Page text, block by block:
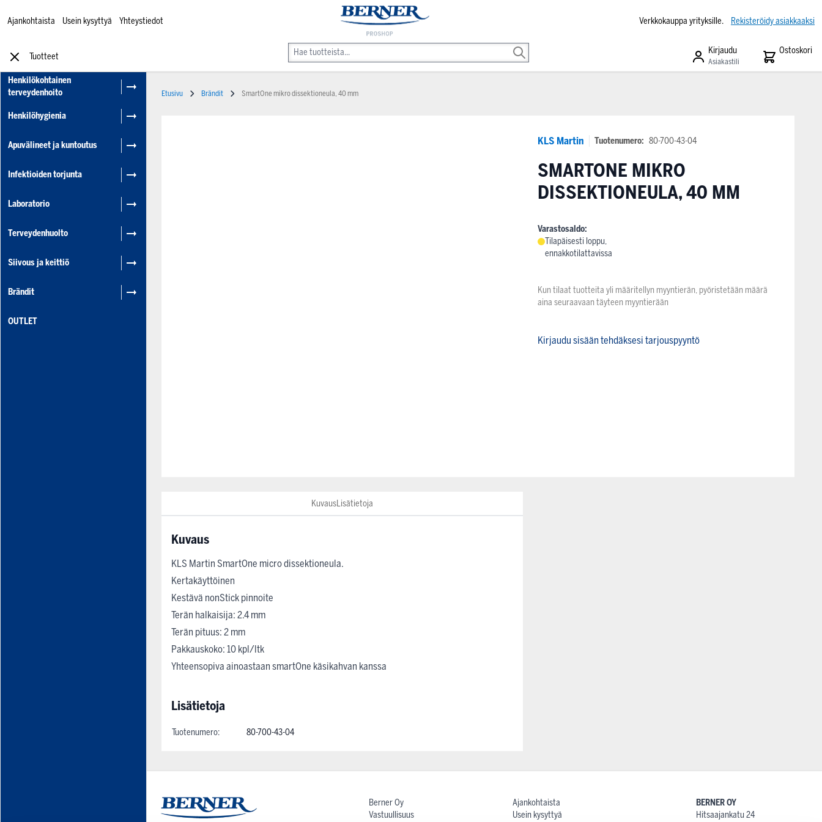
Ajankohtaista Usein kysyttyä Yhteystiedot Verkkokauppa yrityksille. Rekisteröidy asiakkaaksi
Tuotteet
Kirjaudu
Asiakastili
Ostoskori
Henkilökohtainen
terveydenhoito
Henkilöhygienia
Apuvälineet ja kuntoutus
Infektioiden torjunta
Laboratorio
Terveydenhuolto
Siivous ja keittiö
Brändit
OUTLET
KLS Martin Tuotenumero: 80-700-43-04
SMARTONE MIKRO
DISSEKTIONEULA, 40 MM
Varastosaldo:
Tilapäisesti loppu,
ennakkotilattavissa
Kun tilaat tuotteita yli määritellyn myyntierän, pyöristetään määrä
aina seuraavaan täyteen myyntierään
Kirjaudu sisään tehdäksesi tarjouspyyntö
KuvausLisätietoja
Kuvaus
KLS Martin SmartOne micro dissektioneula.
Kertakäyttöinen
Kestävä nonStick pinnoite
Terän halkaisija: 2.4 mm
Terän pituus: 2 mm
Pakkauskoko: 10 kpl/ltk
Yhteensopiva ainoastaan smartOne käsikahvan kanssa
Lisätietoja
Tuotenumero: 80-700-43-04
Etusivu Brändit SmartOne mikro dissektioneula, 40 mm
Berner Oy
Vastuullisuus
Ajankohtaista
Usein kysyttyä
BERNER OY
Hitsaajankatu 24